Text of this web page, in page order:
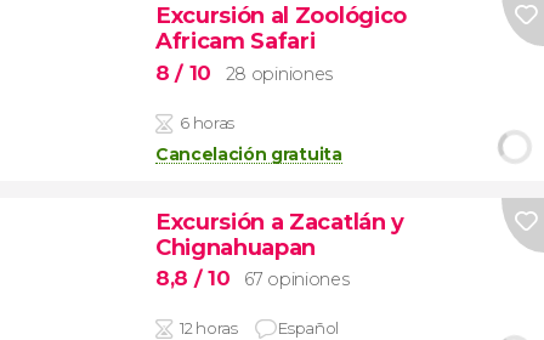
Excursión al Zoológico
Africam Safari
8/ 10 28 opiniones
6 horas
Cancelación gratuita
Excursión a Zacatlán y
Chignahuapan
8,8 / 10 67 opiniones
12 horas Español